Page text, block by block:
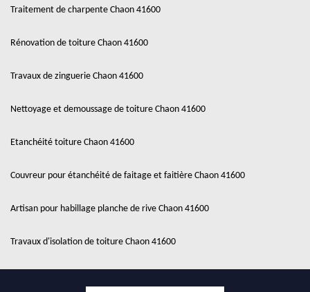
Traitement de charpente Chaon 41600
Rénovation de toiture Chaon 41600
Travaux de zinguerie Chaon 41600
Nettoyage et demoussage de toiture Chaon 41600
Etanchéité toiture Chaon 41600
Couvreur pour étanchéité de faitage et faitière Chaon 41600
Artisan pour habillage planche de rive Chaon 41600
Travaux d'isolation de toiture Chaon 41600